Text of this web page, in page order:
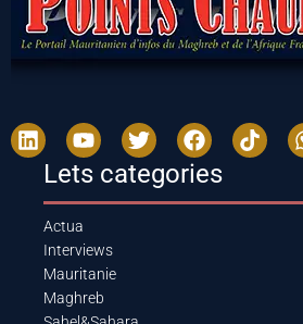
Lets categories
Actua
Interviews
Mauritanie
Maghreb